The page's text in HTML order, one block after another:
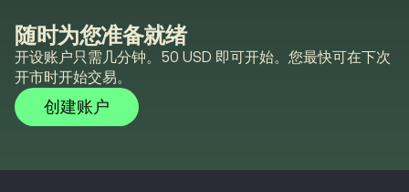
随时为您准备就绪
开设账户只需几分钟。50 USD 即可开始。您最快可在下次
开市时开始交易。
创建账户